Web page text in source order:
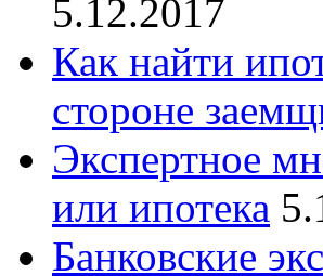
5.12.2017
Как найти
стороне
Экспертное
или ипотека
Банковские